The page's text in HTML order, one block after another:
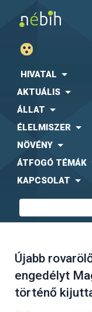
HIVATAL
AKTUÁLIS
ÁLLAT
ÉLELMISZER
NÖVÉNY
ÁTFOGÓ TÉMÁK
KAPCSOLAT
Újabb
engedélyt
történő